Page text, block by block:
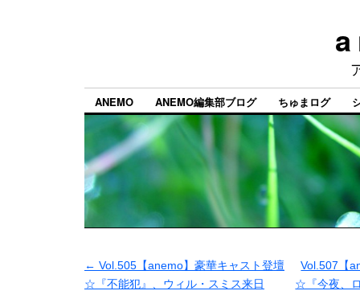
a
ANEMO ANEMO編集部ブログ ちゅまログ
← Vol.505【anemo】豪華キャスト登壇
☆『不能犯』、ウィル・スミス来日
Vol.507【
☆『今夜、